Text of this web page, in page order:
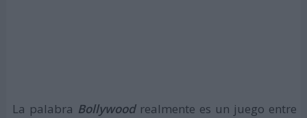
La palabra Bollywoodrealmente es un juego entre